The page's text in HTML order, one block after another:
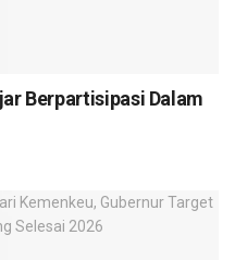
Berpartisipasi Dalam